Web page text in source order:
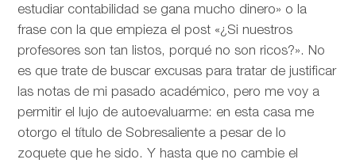
estudiar contabilidad se gana mucho dinero» o la
frase con la que empieza el post «¿Si nuestros
profesores son tan listos, porqué no son ricos?». No
es que trate de buscar excusas para tratar de justificar
las notas de mi pasado académico, pero me voy a
permitir el lujo de autoevaluarme: en esta casa me
otorgo el título de Sobresaliente a pesar de lo
zoquete que he sido. Y hasta que no cambie el